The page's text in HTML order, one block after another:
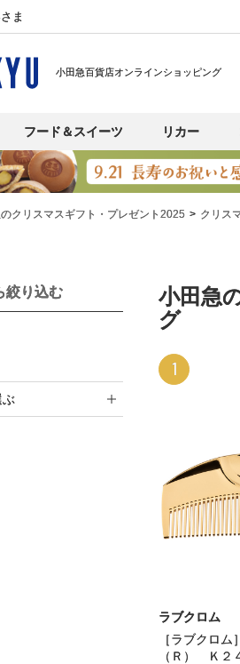
ま
小田急百貨店オンラインショッピング
フード＆スイーツ リカー
クリスマスギフト・プレゼント2025 クリス
絞り込む
小田急
グ
1
ラブクロム
［ラブクロム
（Ｒ） Ｋ２